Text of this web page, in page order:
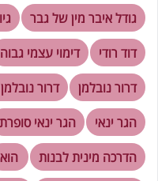
גודל איבר מין של גבר
דוד רודי
דימוי עצמי גבוה
דרור נובלמן
דרור
הגר ינאי
הגר ינאי סופרת
הדרכה מינית לבנות
הוא